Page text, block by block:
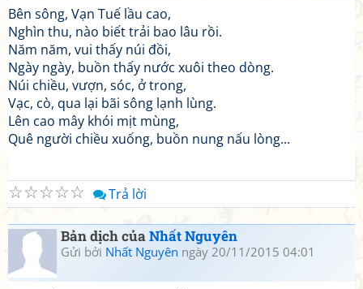
Bên sông, Vạn Tuế lầu cao,
Nghìn thu, nào biết trải bao lâu rồi.
Năm năm, vui thấy núi đồi,
Ngày ngày, buồn thấy nước xuôi theo dòng.
Núi chiều, vượn, sóc, ở trong,
Vạc, cò, qua lại bãi sông lạnh lùng.
Lên cao mây khói mịt mùng,
Quê người chiều xuống, buồn nung nấu lòng...
☆
☆
☆
☆
☆ Trả lời
Bản dịch củaNhất Nguyên
Gửi bởi Nhất Nguyên ngày 20/11/2015 04:01